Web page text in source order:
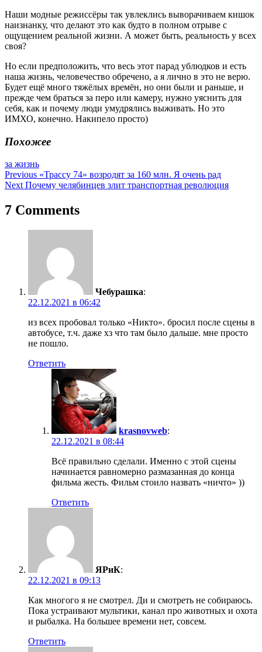
Наши модные режиссёры так увлеклись выворачиваем кишок
наизнанку, что делают это как будто в полном отрыве с
ощущением реальной жизни. А может быть, реальность у всех
своя?
Но если предположить, что весь этот парад ублюдков и есть
наша жизнь, человечество обречено, а я лично в это не верю.
Будет ещё много тяжёлых времён, но они были и раньше, и
прежде чем браться за перо или камеру, нужно уяснить для
себя, как и почему люди умудрялись выживать. Но это
ИМХО, конечно. Накипело просто)
Похожее
за жизнь
Навигация
по
записям
Previous «Трассу 74» возродят за 160 млн. Я очень рад
Next Почему челябинцев злит транспортная революция
7 Comments
Чебурашка:
22.12.2021 в 06:42
из всех пробовал только «Никто». бросил после сцены в
автобусе, т.ч. даже хз что там было дальше. мне просто
не пошло.
Ответить
krasnovweb:
22.12.2021 в 08:44
Всё правильно сделали. Именно с этой сцены
начинается равномерно размазанная до конца
фильма жесть. Фильм стоило назвать «ничто» ))
Ответить
ЯРиК:
22.12.2021 в 09:13
Как многого я не смотрел. Ди и смотреть не собираюсь.
Пока устраивают мультики, канал про животных и охота
и рыбалка. На большее времени нет, совсем.
Ответить